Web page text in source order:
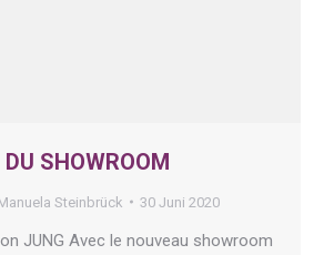
SHOWROOM
Steinbrück 30 Juni 2020
JUNG Avec le nouveau showroom